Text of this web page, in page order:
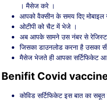
। मैसेज करे ।
आपको वैक्सीन के समय दिए मोबाइल
ओटीपी को चैट में भेजे ।
अब आपके सामने उस नंबर से
जिसका डाउनलोड करना है उसका
मैसेज भेजते ही आपका सर्टिफिकेट आ
Benifit Covid
कोविड सर्टिफिकेट इस बात का